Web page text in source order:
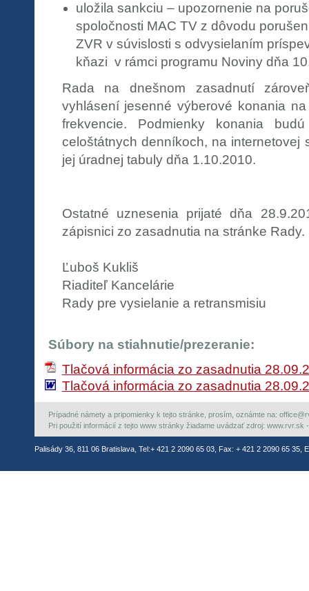
uložila sankciu – upozornenie na
spoločnosti MAC TV z dôvodu
ZVR v súvislosti s odvysielaním
kňazi v rámci programu Noviny dňa
Rada na dnešnom zasadnutí
vyhlásení jesenné výberové konania
frekvencie. Podmienky konania
celoštátnych denníkoch, na internetovej
jej úradnej tabuly dňa 1.10.2010.
Ostatné uznesenia prijaté dňa
zápisnici zo zasadnutia na stránke Rady.
Ľuboš Kukliš
Riaditeľ Kancelárie
Rady pre vysielanie a retransmisiu
Súbory na stiahnutie/prezeranie:
Tlačová informácia zo zasadnutia
Tlačová informácia zo zasadnutia
Prípadné námety a pripomienky k tejto stránke, prosím, oznámte na:
Pri použití informácií z tejto www stránky žiadame uvádzať zdroj: www.rvr.sk
Palisády 36, 811 06 Bratislava, Tel:+ 421 2 2090 65 03, Fax: + 421 2 2090 65 35,